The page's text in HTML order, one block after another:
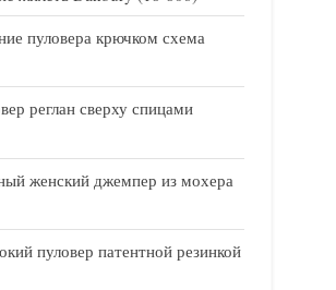
пуловера крючком схема
реглан сверху спицами
женский джемпер из мохера
пуловер патентной резинкой